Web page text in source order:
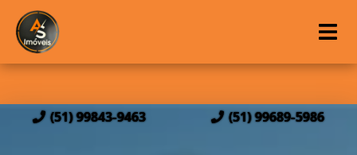
(51) 99843-9463 (51) 99689-5986